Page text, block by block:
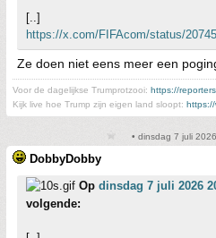
[..]
https://x.com/FIFAcom/status/
Ze doen niet eens meer een
Voor de dagelijkse Trumprotzooi: https://
Kijk live hoe Trump zijn eigen land sloopt: https://
• dinsdag 7 juli
DobbyDobby
Op dinsdag 7 juli 2026
volgende: